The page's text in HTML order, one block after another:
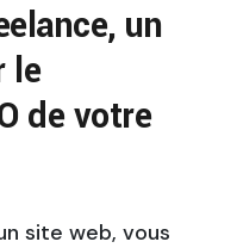
un
le
de votre
site web, vous